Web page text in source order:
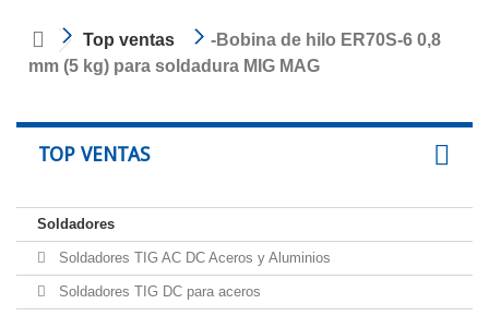
Top ventas
-Bobina de hilo ER70S-6 0,8
mm (5 kg) para soldadura MIG MAG
TOP VENTAS
Soldadores
Soldadores TIG AC DC Aceros y Aluminios
Soldadores TIG DC para aceros